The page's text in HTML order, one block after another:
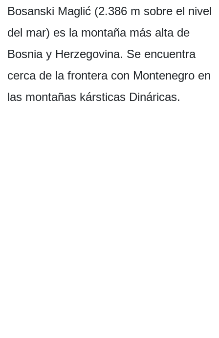
Bosanski Maglić (2.386 m sobre el nivel
del mar) es la montaña más alta de
Bosnia y Herzegovina. Se encuentra
cerca de la frontera con Montenegro en
las montañas kársticas Dináricas.